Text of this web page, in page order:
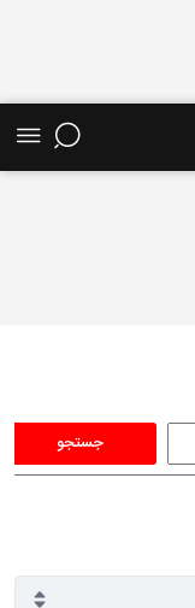
جستجو